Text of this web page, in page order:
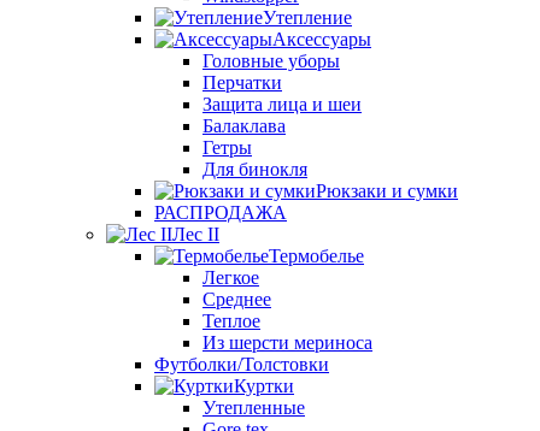
Утепление
Аксессуары
Головные уборы
Перчатки
Защита лица и шеи
Балаклава
Гетры
Для бинокля
Рюкзаки и сумки
РАСПРОДАЖА
Лес II
Термобелье
Легкое
Среднее
Теплое
Из шерсти мериноса
Футболки/Толстовки
Куртки
Утепленные